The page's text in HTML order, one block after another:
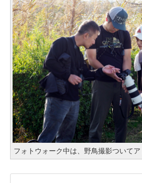
フォトウォーク中は、野鳥撮影ついて